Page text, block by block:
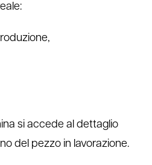
si accede al dettaglio
del pezzo in lavorazione.